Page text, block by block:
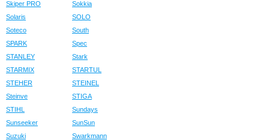
Skiper PRO
Sokkia
Solaris
SOLO
Soteco
South
SPARK
Spec
STANLEY
Stark
STARMIX
STARTUL
STEHER
STEINEL
Steinve
STIGA
STIHL
Sundays
Sunseeker
SunSun
Suzuki
Swarkmann